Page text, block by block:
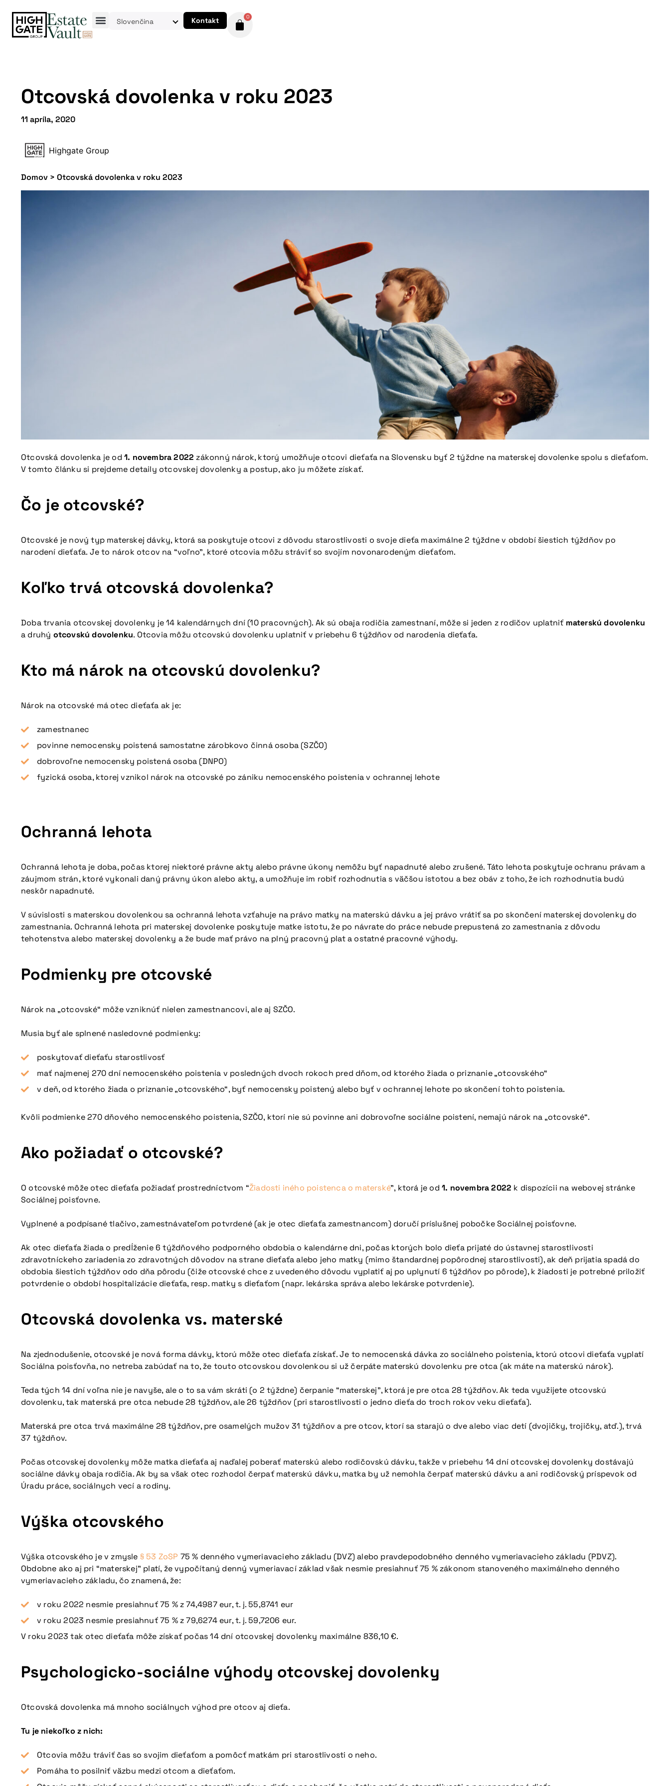
Slovenčina Kontakt 0
Otcovská dovolenka v roku 2023
11 apríla, 2020
Highgate Group
Domov > Otcovská dovolenka v roku 2023
Otcovská dovolenka je od 1. novembra 2022 zákonný nárok, ktorý umožňuje otcovi dieťaťa na Slovensku byť 2 týždne na materskej dovolenke spolu s dieťaťom.
V tomto článku si prejdeme detaily otcovskej dovolenky a postup, ako ju môžete získať.
Čo je otcovské?
Otcovské je nový typ materskej dávky, ktorá sa poskytuje otcovi z dôvodu starostlivosti o svoje dieťa maximálne 2 týždne v období šiestich týždňov po
narodení dieťaťa. Je to nárok otcov na “voľno”, ktoré otcovia môžu stráviť so svojím novonarodeným dieťaťom.
Koľko trvá otcovská dovolenka?
Doba trvania otcovskej dovolenky je 14 kalendárnych dní (10 pracovných). Ak sú obaja rodičia zamestnaní, môže si jeden z rodičov uplatniť materskú dovolenku
a druhý otcovskú dovolenku. Otcovia môžu otcovskú dovolenku uplatniť v priebehu 6 týždňov od narodenia dieťaťa.
Kto má nárok na otcovskú dovolenku?
Nárok na otcovské má otec dieťaťa ak je:
zamestnanec
povinne nemocensky poistená samostatne zárobkovo činná osoba (SZČO)
dobrovoľne nemocensky poistená osoba (DNPO)
fyzická osoba, ktorej vznikol nárok na otcovské po zániku nemocenského poistenia v ochrannej lehote
Ochranná lehota
Ochranná lehota je doba, počas ktorej niektoré právne akty alebo právne úkony nemôžu byť napadnuté alebo zrušené. Táto lehota poskytuje ochranu právam a
záujmom strán, ktoré vykonali daný právny úkon alebo akty, a umožňuje im robiť rozhodnutia s väčšou istotou a bez obáv z toho, že ich rozhodnutia budú
neskôr napadnuté.
V súvislosti s materskou dovolenkou sa ochranná lehota vzťahuje na právo matky na materskú dávku a jej právo vrátiť sa po skončení materskej dovolenky do
zamestnania. Ochranná lehota pri materskej dovolenke poskytuje matke istotu, že po návrate do práce nebude prepustená zo zamestnania z dôvodu
tehotenstva alebo materskej dovolenky a že bude mať právo na plný pracovný plat a ostatné pracovné výhody.
Podmienky pre otcovské
Nárok na „otcovské“ môže vzniknúť nielen zamestnancovi, ale aj SZČO.
Musia byť ale splnené nasledovné podmienky:
poskytovať dieťaťu starostlivosť
mať najmenej 270 dní nemocenského poistenia v posledných dvoch rokoch pred dňom, od ktorého žiada o priznanie „otcovského“
v deň, od ktorého žiada o priznanie „otcovského“, byť nemocensky poistený alebo byť v ochrannej lehote po skončení tohto poistenia.
Kvôli podmienke 270 dňového nemocenského poistenia, SZČO, ktorí nie sú povinne ani dobrovoľne sociálne poistení, nemajú nárok na „otcovské“.
Ako požiadať o otcovské?
O otcovské môže otec dieťaťa požiadať prostredníctvom “Žiadosti iného poistenca o materské”, ktorá je od 1. novembra 2022 k dispozícii na webovej stránke
Sociálnej poisťovne.
Vyplnené a podpísané tlačivo, zamestnávateľom potvrdené (ak je otec dieťaťa zamestnancom) doručí príslušnej pobočke Sociálnej poisťovne.
Ak otec dieťaťa žiada o predĺženie 6 týždňového podporného obdobia o kalendárne dni, počas ktorých bolo dieťa prijaté do ústavnej starostlivosti
zdravotníckeho zariadenia zo zdravotných dôvodov na strane dieťaťa alebo jeho matky (mimo štandardnej popôrodnej starostlivosti), ak deň prijatia spadá do
obdobia šiestich týždňov odo dňa pôrodu (čiže otcovské chce z uvedeného dôvodu vyplatiť aj po uplynutí 6 týždňov po pôrode), k žiadosti je potrebné priložiť
potvrdenie o období hospitalizácie dieťaťa, resp. matky s dieťaťom (napr. lekárska správa alebo lekárske potvrdenie).
Otcovská dovolenka vs. materské
Na zjednodušenie, otcovské je nová forma dávky, ktorú môže otec dieťaťa získať. Je to nemocenská dávka zo sociálneho poistenia, ktorú otcovi dieťaťa vyplatí
Sociálna poisťovňa, no netreba zabúdať na to, že touto otcovskou dovolenkou si už čerpáte materskú dovolenku pre otca (ak máte na materskú nárok).
Teda tých 14 dní voľna nie je navyše, ale o to sa vám skráti (o 2 týždne) čerpanie “materskej”, ktorá je pre otca 28 týždňov. Ak teda využijete otcovskú
dovolenku, tak materská pre otca nebude 28 týždňov, ale 26 týždňov (pri starostlivosti o jedno dieťa do troch rokov veku dieťaťa).
Materská pre otca trvá maximálne 28 týždňov, pre osamelých mužov 31 týždňov a pre otcov, ktorí sa starajú o dve alebo viac detí (dvojičky, trojičky, atď.), trvá
37 týždňov.
Počas otcovskej dovolenky môže matka dieťaťa aj naďalej poberať materskú alebo rodičovskú dávku, takže v priebehu 14 dní otcovskej dovolenky dostávajú
sociálne dávky obaja rodičia. Ak by sa však otec rozhodol čerpať materskú dávku, matka by už nemohla čerpať materskú dávku a ani rodičovský príspevok od
Úradu práce, sociálnych vecí a rodiny.
Výška otcovského
Výška otcovského je v zmysle § 53 ZoSP 75 % denného vymeriavacieho základu (DVZ) alebo pravdepodobného denného vymeriavacieho základu (PDVZ).
Obdobne ako aj pri “materskej” platí, že vypočítaný denný vymeriavací základ však nesmie presiahnuť 75 % zákonom stanoveného maximálneho denného
vymeriavacieho základu, čo znamená, že:
v roku 2022 nesmie presiahnuť 75 % z 74,4987 eur, t. j. 55,8741 eur
v roku 2023 nesmie presiahnuť 75 % z 79,6274 eur, t. j. 59,7206 eur.
V roku 2023 tak otec dieťaťa môže získať počas 14 dní otcovskej dovolenky maximálne 836,10 €.
Psychologicko-sociálne výhody otcovskej dovolenky
Otcovská dovolenka má mnoho sociálnych výhod pre otcov aj dieťa.
Tu je niekoľko z nich:
Otcovia môžu tráviť čas so svojim dieťaťom a pomôcť matkám pri starostlivosti o neho.
Pomáha to posilniť väzbu medzi otcom a dieťaťom.